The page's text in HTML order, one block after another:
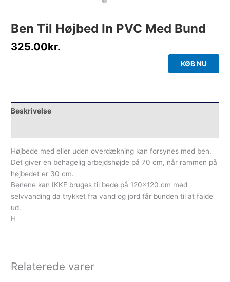
Ben Til Højbed In PVC Med Bund
325.00kr.
KØB NU
Beskrivelse
Højbede med eller uden overdækning kan forsynes med ben.
Det giver en behagelig arbejdshøjde på 70 cm, når rammen på
højbedet er 30 cm.
Benene kan IKKE bruges til bede på 120×120 cm med
selvvanding da trykket fra vand og jord får bunden til at falde
ud.
H
Relaterede varer